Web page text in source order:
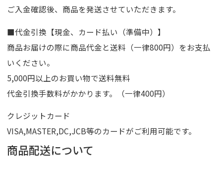
ご入金確認後、商品を発送させていただきます。
■代金引換【現金、カード払い（準備中）】
商品お届けの際に商品代金と送料（一律800円）をお支払
いください。
5,000円以上のお買い物で送料無料
代金引換手数料がかかります。（一律400円）
クレジットカード
VISA,MASTER,DC,JCB等のカードがご利用可能です。
商品配送について